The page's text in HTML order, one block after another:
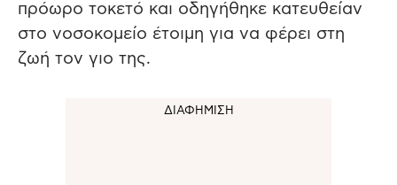
πρόωρο τοκετό και οδηγήθηκε κατευθείαν
στο νοσοκομείο έτοιμη για να φέρει στη
ζωή τον γιο της.